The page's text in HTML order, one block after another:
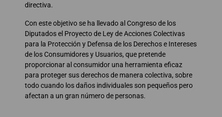
directiva.
Con este objetivo se ha llevado al Congreso de los
Diputados el Proyecto de Ley de Acciones Colectivas
para la Protección y Defensa de los Derechos e Intereses
de los Consumidores y Usuarios, que pretende
proporcionar al consumidor una herramienta eficaz
para proteger sus derechos de manera colectiva, sobre
todo cuando los daños individuales son pequeños pero
afectan a un gran número de personas.